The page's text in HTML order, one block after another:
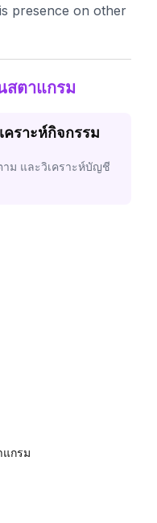
presence on other
สตาแกรม
คราะห์กิจกรรม
าม และวิเคราะห์บัญชี
แกรม